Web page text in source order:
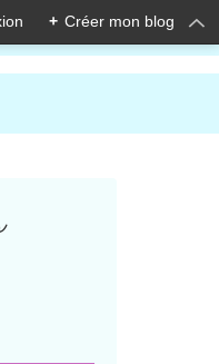
+ Créer mon blog